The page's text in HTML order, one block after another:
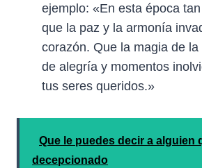
ejemplo: «En esta época
que la paz y la armonía
corazón. Que la magia de
de alegría y momentos
tus seres queridos.»
Que le puedes decir a alguien
decepcionado